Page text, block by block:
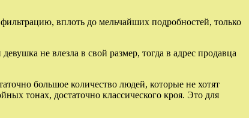
вплоть до мельчайших подробностей, только
не влезла в свой размер, тогда в адрес продавца
большое количество людей, которые не хотят
тонах, достаточно классического кроя. Это для